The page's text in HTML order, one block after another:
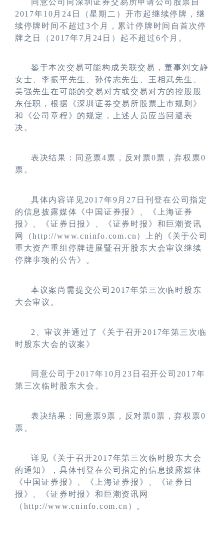
2017年10月24日（星期二）开市起继续停牌，继
续停牌时间不超过3个月，累计停牌时间自首次停
牌之日（2017年7月24日）起不超过6个月。
鉴于本次交易可能构成关联交易，董事刘文静
女士、李振平先生、孙传志先生、王相武先生、
吴强先生在可能的交易对方或交易对方的控股股
东任职，根据《深圳证券交易所股票上市规则》
和《公司章程》的规定，上述人员应当回避表
决。
表决结果：同意票4票，反对票0票，弃权票0
票。
具体内容详见2017年9月27日刊登在公司指定
的信息披露媒体《中国证券报》、《上海证券
报》、《证券日报》、《证券时报》和巨潮资讯
网（http://www.cninfo.com.cn）上的《关于公司
重大资产重组停牌进展暨召开股东大会审议继续
停牌事项的公告》。
本议案尚需提交公司2017年第三次临时股东
大会审议。
2 、审议并通过了《关于召开2017年第三次临
时股东大会的议案》
同意公司于2017年10月23日召开公司2017年
第三次临时股东大会。
表决结果：同意票9票，反对票0票，弃权票0
票。
详见《关于召开2017年第三次临时股东大会
的通知》，具体刊登在公司指定的信息披露媒体
《中国证券报》、《上海证券报》、《证券日
报》、《证券时报》和巨潮资讯网
（http://www.cninfo.com.cn）。